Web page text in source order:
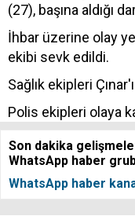
(27), başına aldığı
İhbar üzerine olay
ekibi sevk edildi.
Sağlık ekipleri
Polis ekipleri olaya
Son dakika
WhatsApp haber
WhatsApp haber